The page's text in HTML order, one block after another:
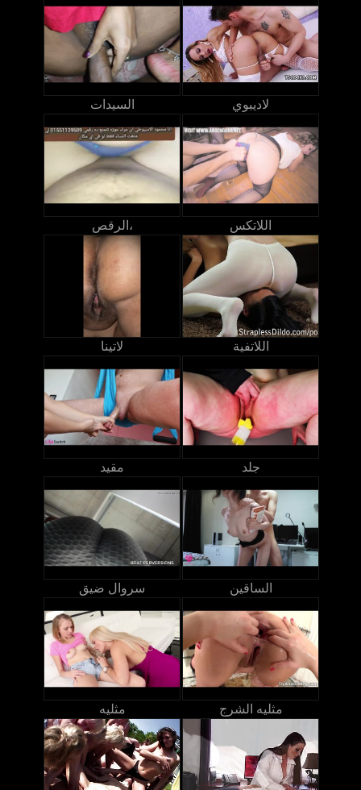
السيدات لاديبوي
الرقص، اللاتكس
لاتينا اللاتفية
مقيد جلد
سروال ضيق الساقين
مثليه مثليه الشرج